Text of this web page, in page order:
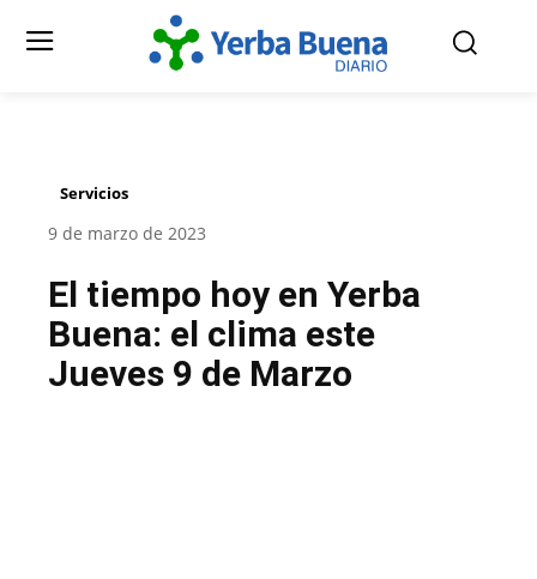
Servicios
9 de marzo de 2023
El tiempo hoy en Yerba
Buena: el clima este
Jueves 9 de Marzo